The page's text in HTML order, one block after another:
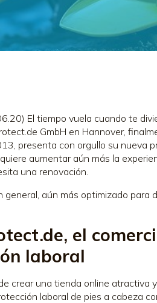
El tiempo vuela cuando te
GmbH en Hannover,
presenta con orgullo su nueva
aumentar aún más la
una renovación.
general, aún más optimizado
el
laboral
crear una tienda online
laboral de pies a cabeza